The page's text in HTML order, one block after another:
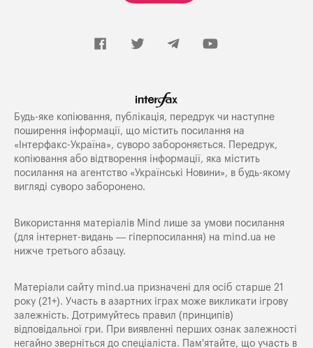
Будь-яке копiювання, публiкацiя, передрук чи наступне
поширення iнформацiї, що мiстить посилання на
«Iнтерфакс-Україна», суворо забороняється. Передрук,
копіювання або відтворення інформації, яка містить
посилання на агентство «Українські Новини», в будь-якому
вигляді суворо заборонено.
Використання матеріалів Mind лише за умови посилання
(для інтернет-видань — гіперпосилання) на mind.ua не
нижче третього абзацу.
Матеріали сайту mind.ua призначені для осіб старше 21
року (21+). Участь в азартних іграх може викликати ігрову
залежність. Дотримуйтесь правил (принципів)
відповідальної гри. При виявленні перших ознак залежності
негайно зверніться до спеціаліста. Пам'ятайте, що участь в